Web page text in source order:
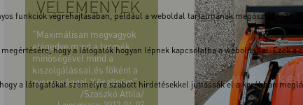
funkciók végrehajtásában, például a weboldal tartalmának
hogy a látogatók hogyan lépnek kapcsolatba a weboldallal.
a látogatókat személyre szabott hirdetésekkel juttassák el a korábban
VÉLEMÉNYEK
"Maximálisan megvagyok
elégedve mind a termék
minöségével mind a
kiszolgálással,és föként a
gyorsasággal.Köszönöm"
/Szaszkó Attila/